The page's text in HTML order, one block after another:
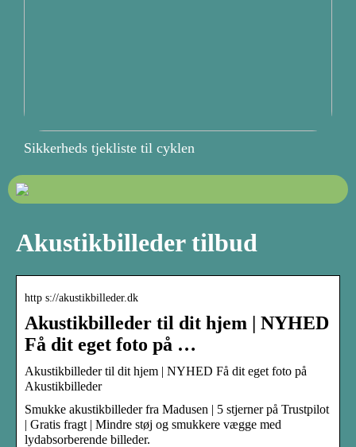
Sikkerheds tjekliste til cyklen
Akustikbilleder tilbud
http s://akustikbilleder.dk
Akustikbilleder til dit hjem | NYHED
Få dit eget foto på …
Akustikbilleder til dit hjem | NYHED Få dit eget foto på
Akustikbilleder
Smukke akustikbilleder fra Madusen | 5 stjerner på Trustpilot
| Gratis fragt | Mindre støj og smukkere vægge med
lydabsorberende billeder.